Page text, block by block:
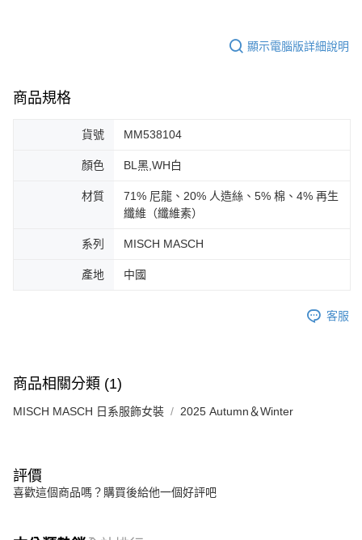
顯示電腦版詳細說明
商品規格
貨號 MM538104
顏色 BL黑,WH白
材質
71% 尼龍、20% 人造絲、5% 棉、4% 再生
纖維（纖維素）
系列 MISCH MASCH
產地 中國
客服
商品相關分類 (1)
MISCH MASCH 日系服飾女裝 2025 Autumn＆Winter
評價
喜歡這個商品嗎？購買後給他一個好評吧